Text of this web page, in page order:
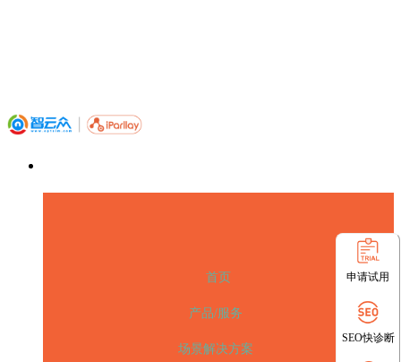
首页
产品/服务
场景解决方案
申请试用
SEO快诊断